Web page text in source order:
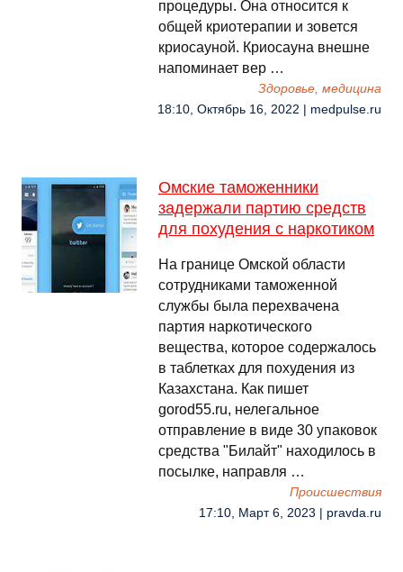
процедуры. Она относится к
общей криотерапии и зовется
криосауной. Криосауна внешне
напоминает вер …
Здоровье, медицина
18:10, Октябрь 16, 2022 | medpulse.ru
Омские таможенники
задержали партию средств
для похудения с наркотиком
На границе Омской области
сотрудниками таможенной
службы была перехвачена
партия наркотического
вещества, которое содержалось
в таблетках для похудения из
Казахстана. Как пишет
gorod55.ru, нелегальное
отправление в виде 30 упаковок
средства "Билайт" находилось в
посылке, направля …
Происшествия
17:10, Март 6, 2023 | pravda.ru